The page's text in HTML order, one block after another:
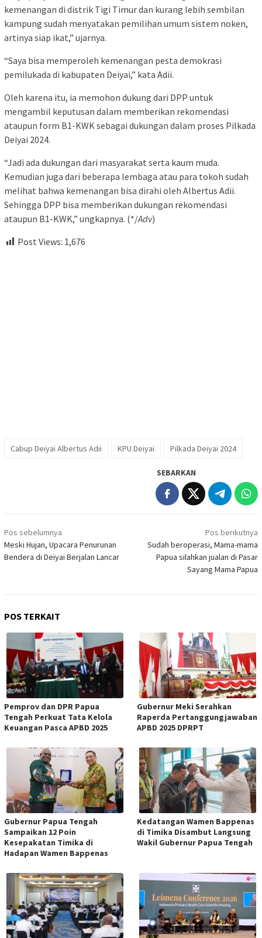
kemenangan di distrik Tigi Timur dan kurang lebih sembilan
kampung sudah menyatakan pemilihan umum sistem noken,
artinya siap ikat,” ujarnya.
“Saya bisa memperoleh kemenangan pesta demokrasi
pemilukada di kabupaten Deiyai,” kata Adii.
Oleh karena itu, ia memohon dukung dari DPP untuk
mengambil keputusan dalam memberikan rekomendasi
ataupun form B1-KWK sebagai dukungan dalam proses Pilkada
Deiyai 2024.
“Jadi ada dukungan dari masyarakat serta kaum muda.
Kemudian juga dari beberapa lembaga atau para tokoh sudah
melihat bahwa kemenangan bisa dirahi oleh Albertus Adii.
Sehingga DPP bisa memberikan dukungan rekomendasi
ataupun B1-KWK,” ungkapnya. (*/Adv)
Post Views: 1,676
Cabup Deiyai Albertus Adii KPU Deiyai Pilkada Deiyai 2024
SEBARKAN
Navigasi
pos
Pos sebelumnya
Meski Hujan, Upacara Penurunan
Bendera di Deiyai Berjalan Lancar
Pos berikutnya
Sudah beroperasi, Mama-mama
Papua silahkan jualan di Pasar
Sayang Mama Papua
POS TERKAIT
Pemprov dan DPR Papua
Tengah Perkuat Tata Kelola
Keuangan Pasca APBD 2025
Gubernur Meki Serahkan
Raperda Pertanggungjawaban
APBD 2025 DPRPT
Gubernur Papua Tengah
Sampaikan 12 Poin
Kesepakatan Timika di
Hadapan Wamen Bappenas
Kedatangan Wamen Bappenas
di Timika Disambut Langsung
Wakil Gubernur Papua Tengah